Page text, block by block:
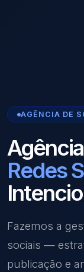
AGÊNCIA DE
Redes
Fazemos a
sociais —
publicação e